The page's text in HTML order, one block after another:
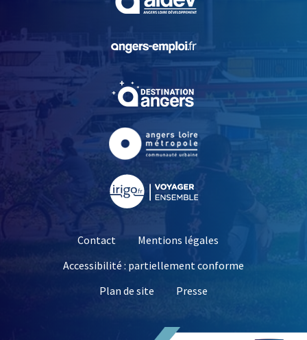
, Ouvre une nouvelle
, Ouvre une nouvelle
Contact
Mentions légales
Accessibilité : partiellement conforme
Plan de site
Presse